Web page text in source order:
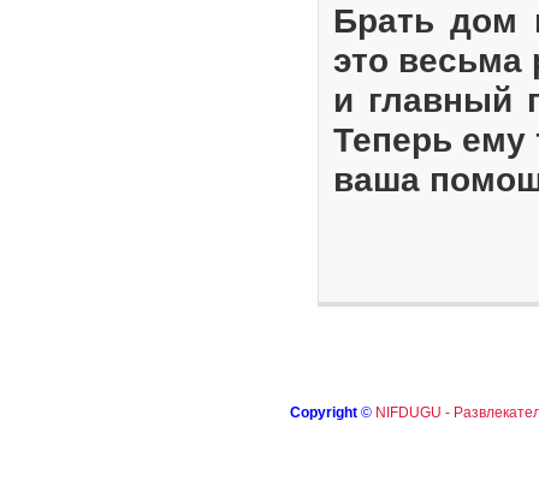
Брать дом
это весьма
и главный
Теперь ему
ваша
Copyright © NIFDUGU -